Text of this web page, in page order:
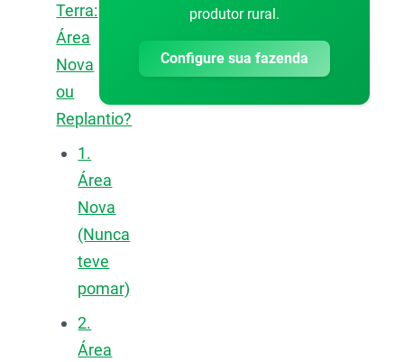
Terra:
Área
Nova
ou
Replantio?
1.
Área
Nova
(Nunca
teve
pomar)
2.
Área
produtor rural.
Configure sua fazenda